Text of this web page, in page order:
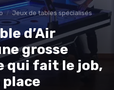
Jeux de tables spécialisés
d’Air
grosse
qui fait le job,
place